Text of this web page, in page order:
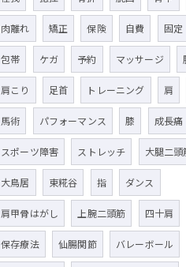
肉離れ 矯正 保険 自費 固定
包帯 ケガ 予約 マッサージ
肩こり 足首 トレーニング 肩
馬術 パフォーマンス 膝 成長痛
スポーツ障害 ストレッチ 大腿二頭
大鳥居 東糀谷 指 ダンス
肩甲骨はがし 上腕二頭筋 四十肩
保存療法 仙腸関節 バレーボール